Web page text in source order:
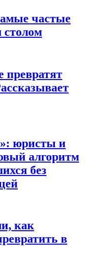
частые
превратят
юристы и
алгоритм
без
как
в